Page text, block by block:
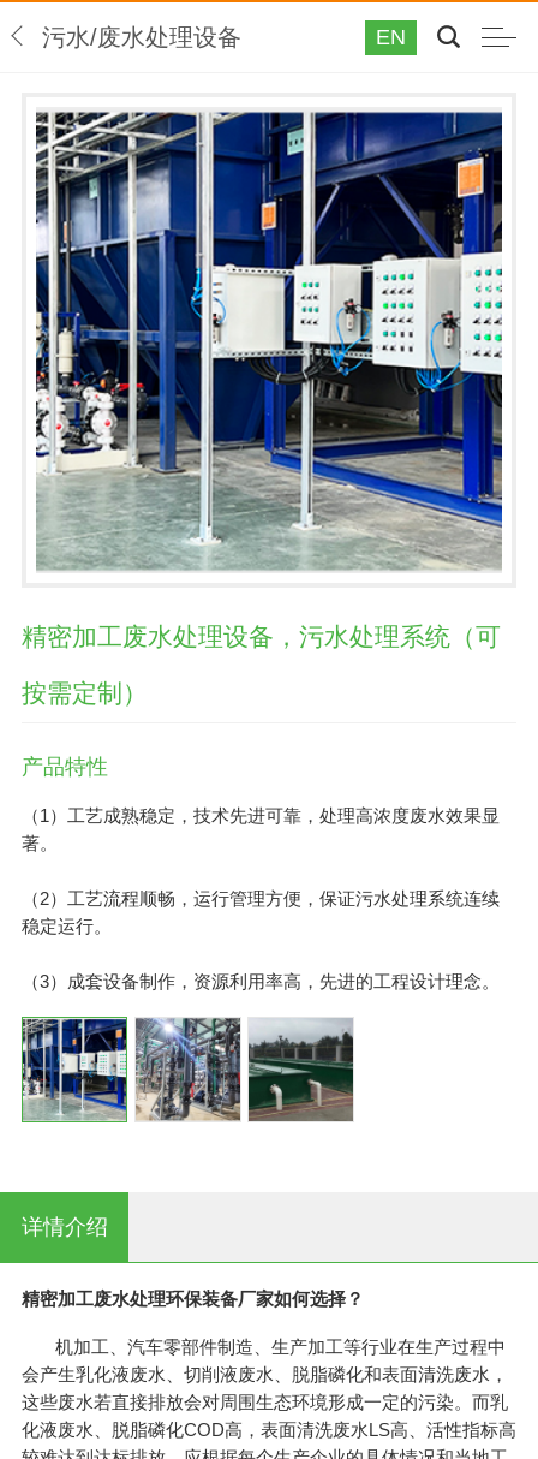
污水/废水处理设备 EN
精密加工废水处理设备，污水处理系统（可
按需定制）
产品特性
（1）工艺成熟稳定，技术先进可靠，处理高浓度废水效果显
著。
（2）工艺流程顺畅，运行管理方便，保证污水处理系统连续
稳定运行。
（3）成套设备制作，资源利用率高，先进的工程设计理念。
详情介绍
精密加工废水处理环保装备厂家如何选择？
机加工、汽车零部件制造、生产加工等行业在生产过程中
会产生乳化液废水、切削液废水、脱脂磷化和表面清洗废水，
这些废水若直接排放会对周围生态环境形成一定的污染。而乳
化液废水、脱脂磷化COD高，表面清洗废水LS高、活性指标高